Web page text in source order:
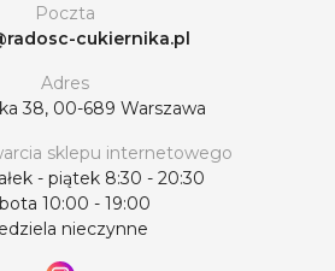
Poczta
cukiernika.pl
Adres
38, 00-689 Warszawa
sklepu internetowego
- piątek 8:30 - 20:30
10:00 - 19:00
nieczynne